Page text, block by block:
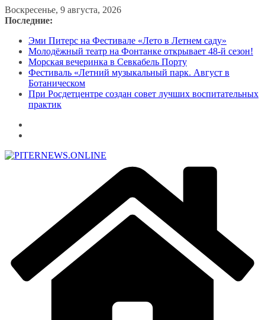
Перейти
к
Воскресенье, 9 августа, 2026
Последние:
Эми Питерс на Фестивале «Лето в Летнем саду»
Молодёжный театр на Фонтанке открывает 48-й сезон!
Морская вечеринка в Севкабель Порту
Фестиваль «Летний музыкальный парк. Август в
Ботаническом
При Росдетцентре создан совет лучших воспитательных
практик